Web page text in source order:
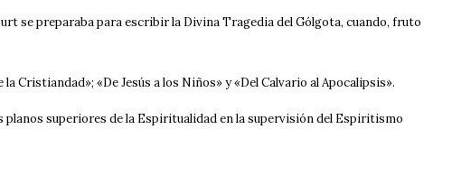
se preparaba para escribir la Divina Tragedia del Gólgota, cuando, fruto
Cristiandad»; «De Jesús a los Niños» y «Del Calvario al Apocalipsis».
planos superiores de la Espiritualidad en la supervisión del Espiritismo